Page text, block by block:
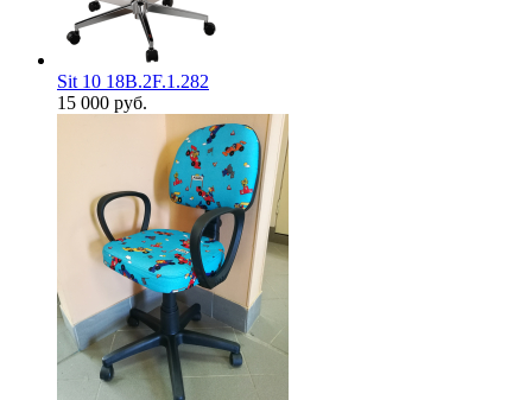
Sit 10 18B.2F.1.282
15 000 руб.